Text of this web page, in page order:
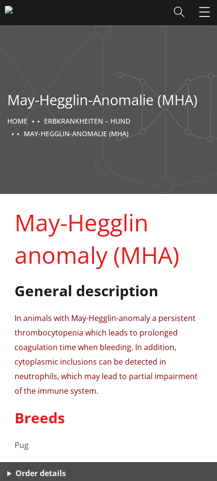
May-Hegglin-Anomalie (MHA)
HOME
ERBKRANKHEITEN – HUND
MAY-HEGGLIN-ANOMALIE (MHA)
May-Hegglin
anomaly (MHA)
General description
In animals with May-Hegglin-anomaly a persistent
thrombocytopenia which leads to prolonged
coagulation time when bleeding. In addition,
cytoplasmic inclusions can be detected in
neutrophils, which may lead to partial impairment
of the immune system.
Breeds
Pug
Order details